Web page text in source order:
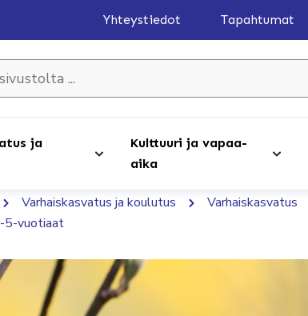
Yhteystiedot Tapahtumat
ja
Kulttuuri ja vapaa-
aika
Varhaiskasvatus ja koulutus Varhaiskasvatus
5-vuotiaat